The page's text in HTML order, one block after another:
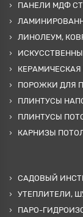
ПАНЕЛИ МДФ
ЛИНОЛЕУМ,
ПОРОЖКИ ДЛЯ
ПЛИНТУСЫ
ПЛИНТУСЫ
КАРНИЗЫ
САДОВЫЙ
УТЕПЛИТЕЛИ,
ПАРО-